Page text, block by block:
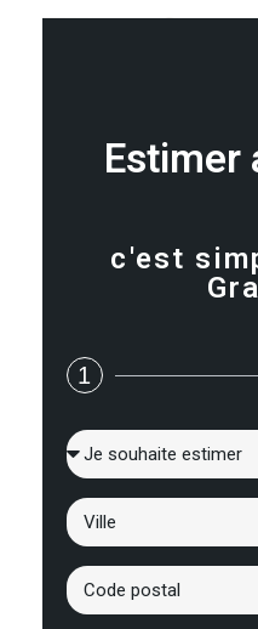
Estimer
c'est
1